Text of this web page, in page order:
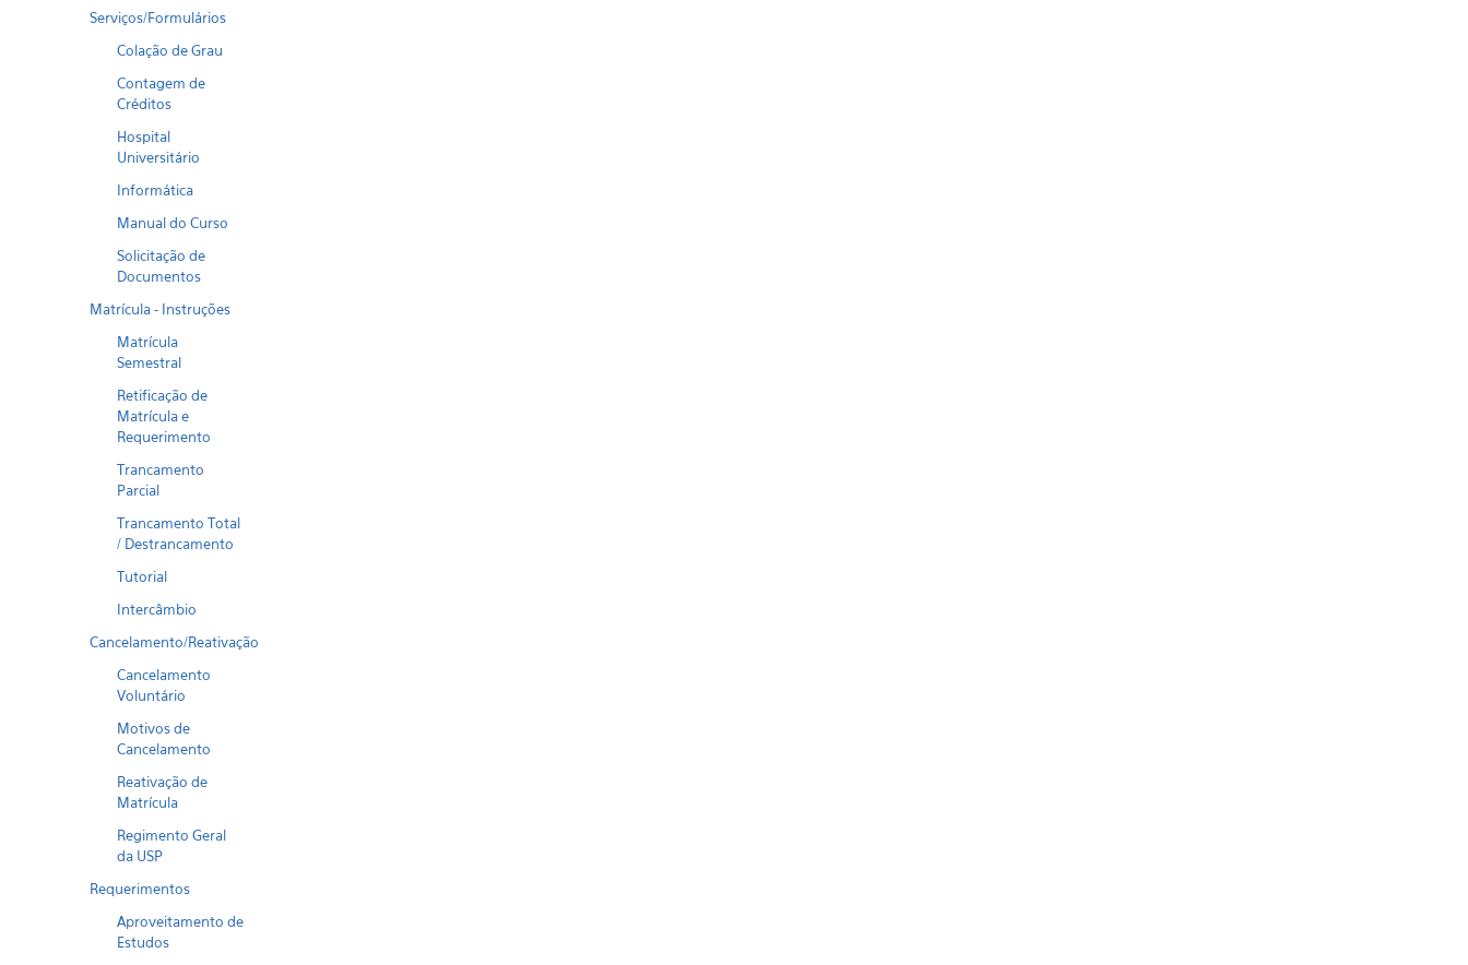
Serviços/Formulários
Colação de Grau
Contagem de
Créditos
Hospital
Universitário
Informática
Manual do Curso
Solicitação de
Documentos
Matrícula - Instruções
Matrícula
Semestral
Retificação de
Matrícula e
Requerimento
Trancamento
Parcial
Trancamento Total
/ Destrancamento
Tutorial
Intercâmbio
Cancelamento/Reativação
Cancelamento
Voluntário
Motivos de
Cancelamento
Reativação de
Matrícula
Regimento Geral
da USP
Requerimentos
Aproveitamento de
Estudos